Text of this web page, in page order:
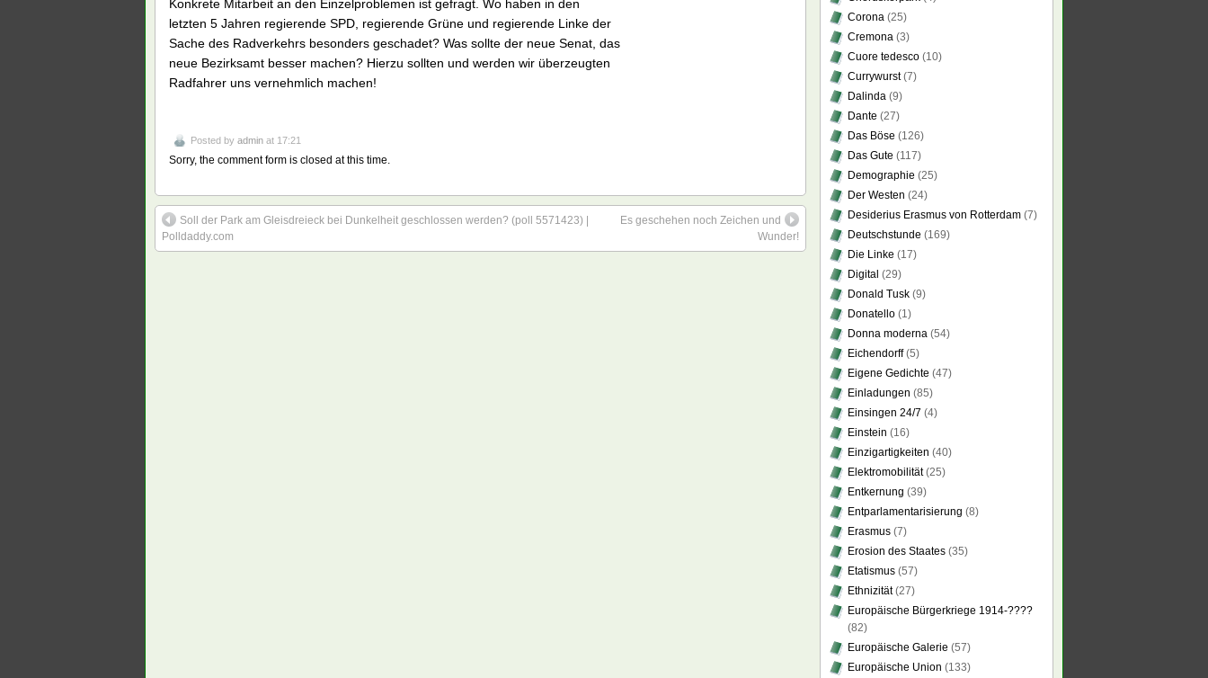
Konkrete Mitarbeit an den Einzelproblemen ist gefragt. Wo haben in den
letzten 5 Jahren regierende SPD, regierende Grüne und regierende Linke der
Sache des Radverkehrs besonders geschadet? Was sollte der neue Senat, das
neue Bezirksamt besser machen? Hierzu sollten und werden wir überzeugten
Radfahrer uns vernehmlich machen!
Posted by admin at 17:21
Sorry, the comment form is closed at this time.
Soll der Park am Gleisdreieck bei Dunkelheit geschlossen werden? (poll 5571423) |
Polldaddy.com
Es geschehen noch Zeichen und
Wunder!
Corona (25)
Cremona (3)
Cuore tedesco (10)
Currywurst(7)
Dalinda (9)
Dante (27)
Das Böse (126)
Das Gute (117)
Demographie (25)
Der Westen (24)
Desiderius Erasmus von Rotterdam (7)
Deutschstunde (169)
Die Linke (17)
Digital (29)
Donald Tusk (9)
Donatello (1)
Donna moderna (54)
Eichendorff(5)
Eigene Gedichte (47)
Einladungen (85)
Einsingen 24/7 (4)
Einstein (16)
Einzigartigkeiten (40)
Elektromobilität(25)
Entkernung (39)
Entparlamentarisierung (8)
Erasmus (7)
Erosion des Staates (35)
Etatismus (57)
Ethnizität(27)
Europäische Bürgerkriege 1914-????
(82)
Europäische Galerie (57)
Europäische Union (133)